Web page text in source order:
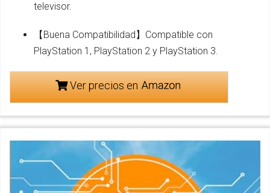
televisor.
【Buena Compatibilidad】Compatible con
PlayStation 1, PlayStation 2 y PlayStation 3.
Ver precios en